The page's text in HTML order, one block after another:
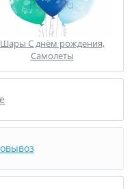
Шары С днём рождения,
Самолеты